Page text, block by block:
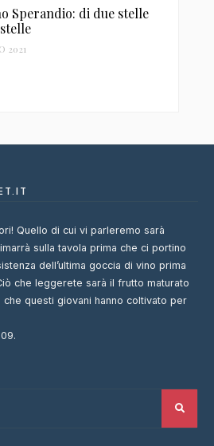
Sperandio: di due stelle
2021
Quello di cui vi parleremo sarà
sulla tavola prima che ci portino
dell’ultima goccia di vino prima
che leggerete sarà il frutto maturato
questi giovani hanno coltivato per